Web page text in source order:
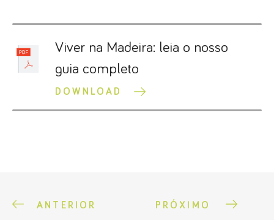
Viver na Madeira: leia o nosso
guia completo
DOWNLOAD
ANTERIOR PRÓXIMO